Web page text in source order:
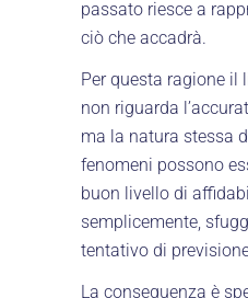
passato riesce a
ciò che accadrà.
Per questa ragione
non riguarda
ma la natura stessa
fenomeni possono
buon livello di
semplicemente,
tentativo di
La conseguenza è